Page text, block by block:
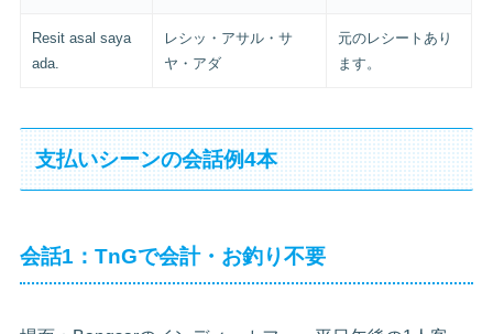
Resit asal saya
ada.
レシッ・アサル・サ
ヤ・アダ
元のレシートあり
ます。
支払いシーンの会話例4本
会話1：TnGで会計・お釣り不要